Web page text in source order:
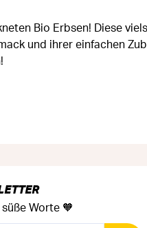
Bio Erbsen! Diese
und ihrer einfachen
Worte 🧡